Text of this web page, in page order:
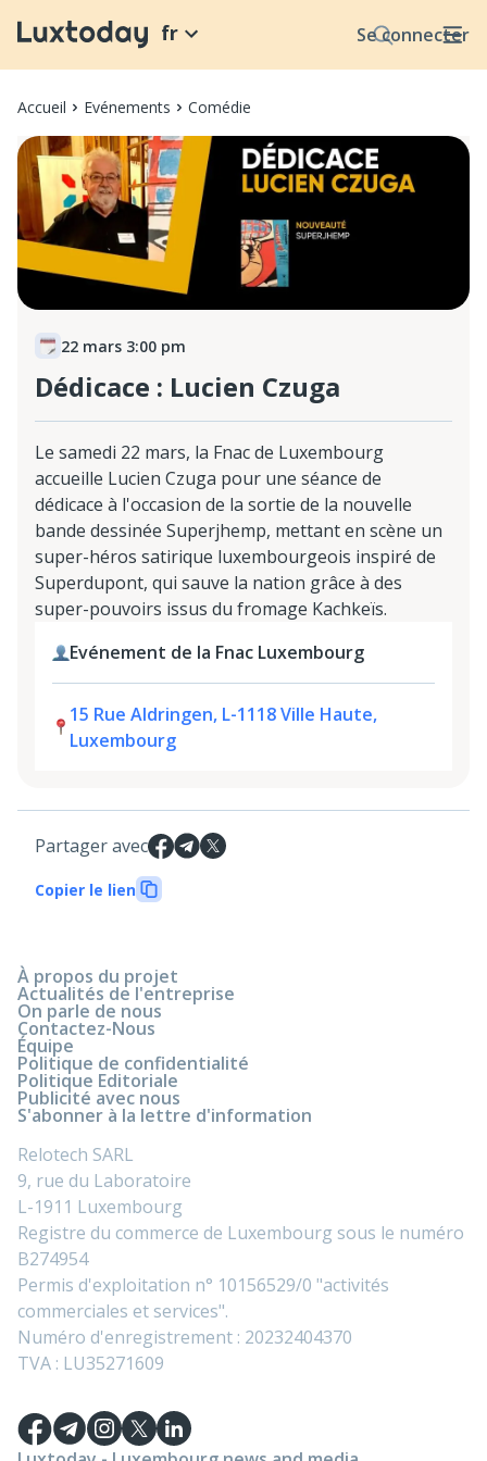
Se connecter
fr
Accueil Evénements Comédie
22 mars 3:00 pm
Dédicace : Lucien Czuga
Le samedi 22 mars, la Fnac de Luxembourg
accueille Lucien Czuga pour une séance de
dédicace à l'occasion de la sortie de la nouvelle
bande dessinée Superjhemp, mettant en scène un
super-héros satirique luxembourgeois inspiré de
Superdupont, qui sauve la nation grâce à des
super-pouvoirs issus du fromage Kachkeïs.
Evénement de la Fnac Luxembourg
15 Rue Aldringen, L-1118 Ville Haute,
Luxembourg
Partager avec
Copier le lien
À propos du projet
Actualités de l'entreprise
On parle de nous
Contactez-Nous
Équipe
Politique de confidentialité
Politique Editoriale
Publicité avec nous
S'abonner à la lettre d'information
Relotech SARL
9, rue du Laboratoire
L-1911 Luxembourg
Registre du commerce de Luxembourg sous le numéro
B274954
Permis d'exploitation n° 10156529/0 "activités
commerciales et services".
Numéro d'enregistrement : 20232404370
TVA : LU35271609